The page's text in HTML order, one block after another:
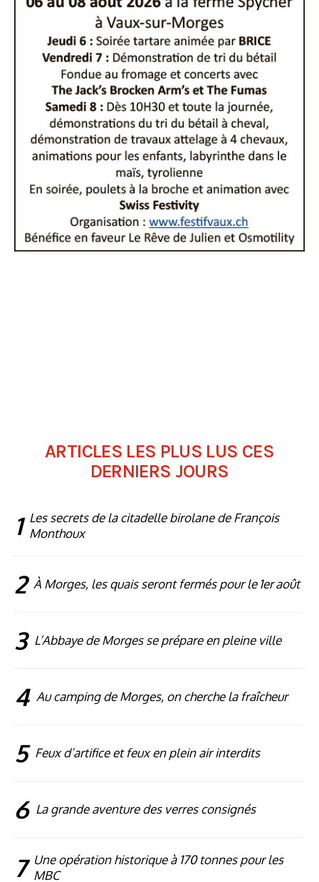
ARTICLES LES PLUS LUS CES
DERNIERS JOURS
1 Les secrets de la citadelle birolane de François
Monthoux
2 À Morges, les quais seront fermés pour le 1er août
3 L’Abbaye de Morges se prépare en pleine ville
4 Au camping de Morges, on cherche la fraîcheur
5 Feux d’artifice et feux en plein air interdits
6 La grande aventure des verres consignés
7 Une opération historique à 170 tonnes pour les
MBC